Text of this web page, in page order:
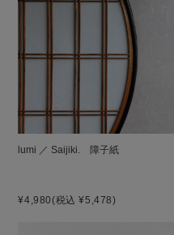
lumi ／ Saijiki. 障子紙
¥4,980(税込 ¥5,478)